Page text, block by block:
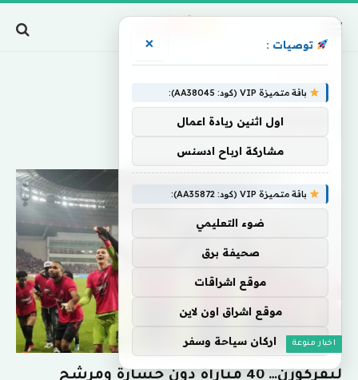
ومرشح
اخبار منوعة
ليفركوزن… 40 مباراة دون خسارة ومرشح
توصيات : ×
باقة متميزة VIP (كود: AA38045):
اول اثنين ريادة اعمال
مشاركة ارباح ادسنس
باقة متميزة VIP (كود: AA35872):
ضوء التعليمي
صحيفة برق
موقع اشراقات
موقع اشراق اون لاين
اركان سياحة وسفر